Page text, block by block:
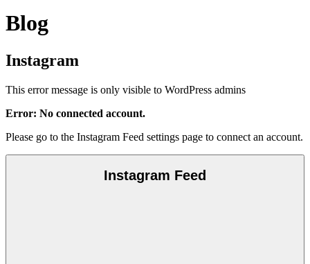
Blog
Instagram
This error message is only visible to WordPress admins
Error: No connected account.
Please go to the Instagram Feed settings page to connect an account.
Instagram Feed